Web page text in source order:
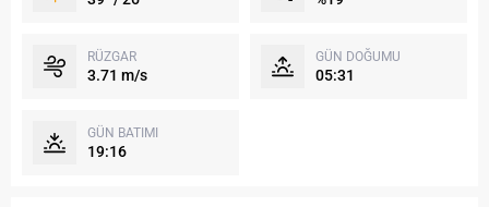
RÜZGAR
3.71 m/s
GÜN DOĞUMU
05:31
GÜN BATIMI
19:16